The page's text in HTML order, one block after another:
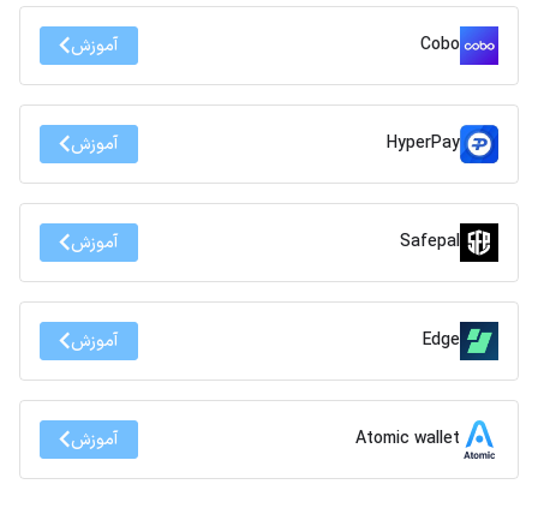
Cobo آموزش
HyperPay آموزش
Safepal آموزش
Edge آموزش
Atomic wallet آموزش